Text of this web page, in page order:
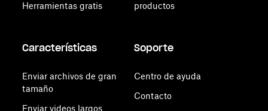
Herramientas gratis
productos
Características
Enviar archivos de gran
tamaño
Enviar videos largos
Soporte
Centro de ayuda
Contacto